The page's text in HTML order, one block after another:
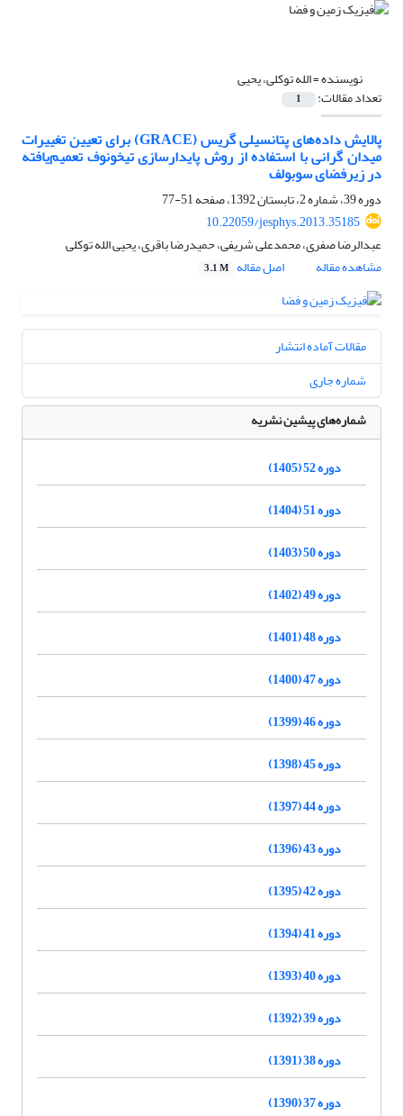
نویسنده =الله توکلی، یحیی
تعداد مقالات: 1
پالایش داده‌های پتانسیلی گریس (GRACE) برای تعیین تغییرات
میدان گرانی با استفاده از روش پایدارسازی تیخونوف تعمیم‌یافته
در زیرفضای سوبولف
دوره 39، شماره 2، تابستان 1392، صفحه
51-77
10.22059/jesphys.2013.35185
عبدالرضا صفری، محمدعلی شریفی، حمیدرضا باقری، یحیی الله توکلی
مشاهده مقاله
اصل مقاله 3.1 M
مقالات آماده انتشار
شماره جاری
شماره‌های پیشین نشریه
دوره 52 (1405)
دوره 51 (1404)
دوره 50 (1403)
دوره 49 (1402)
دوره 48 (1401)
دوره 47 (1400)
دوره 46 (1399)
دوره 45 (1398)
دوره 44 (1397)
دوره 43 (1396)
دوره 42 (1395)
دوره 41 (1394)
دوره 40 (1393)
دوره 39 (1392)
دوره 38 (1391)
دوره 37 (1390)